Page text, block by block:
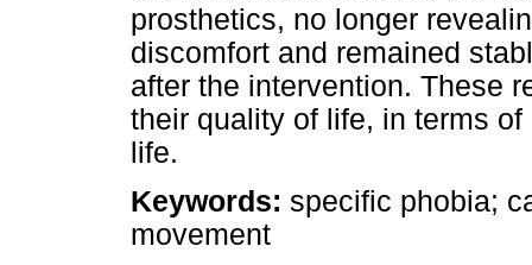
prosthetics, no longer
discomfort and remained
after the intervention. These
their quality of life, in terms
life.
Keywords: specific phobia;
movement